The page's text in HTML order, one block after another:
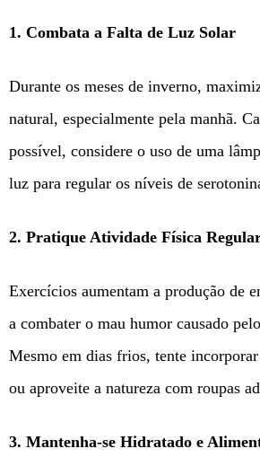
1. Combata a Falta de Luz Solar
Durante os meses de inverno,
natural, especialmente pela manhã.
possível, considere o uso de uma
luz para regular os níveis de
2. Pratique Atividade Física
Exercícios aumentam a produção de
a combater o mau humor causado
Mesmo em dias frios, tente
ou aproveite a natureza com roupas
3. Mantenha-se Hidratado e